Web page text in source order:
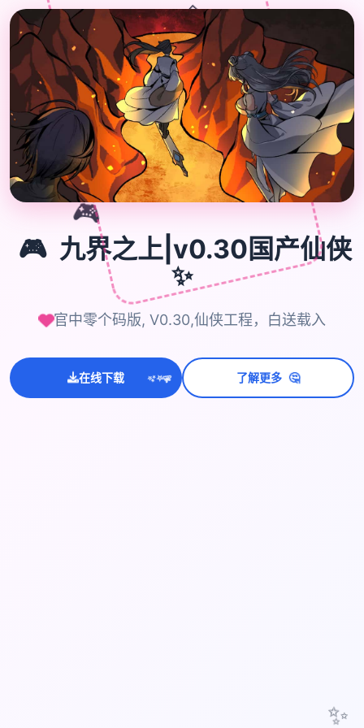
✨
🎮
🎮 九界之上|v0.30国产仙侠
✨
官中零个码版, V0.30,仙侠工程，白送载入
在线下载 ✨⭐💫 了解更多 🤔
🎁